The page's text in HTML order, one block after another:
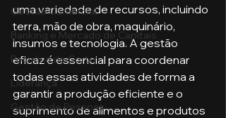
Gestão Comercial
Banking e Mercado de Capitais
Pecuária de Corte
Liderança
Gestão de Pessoas
uma variedade de recursos, incluindo
terra, mão de obra, maquinário,
insumos e tecnologia. A gestão
eficaz é essencial para coordenar
todas essas atividades de forma a
garantir a produção eficiente e o
suprimento de alimentos e produtos